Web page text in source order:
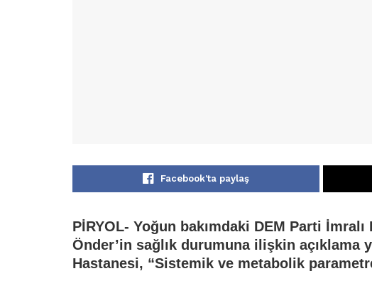
Facebook'ta paylaş
PİRYOL- Yoğun bakımdaki DEM Parti
Önder’in sağlık durumuna ilişkin açıklama
Hastanesi, “Sistemik ve metabolik